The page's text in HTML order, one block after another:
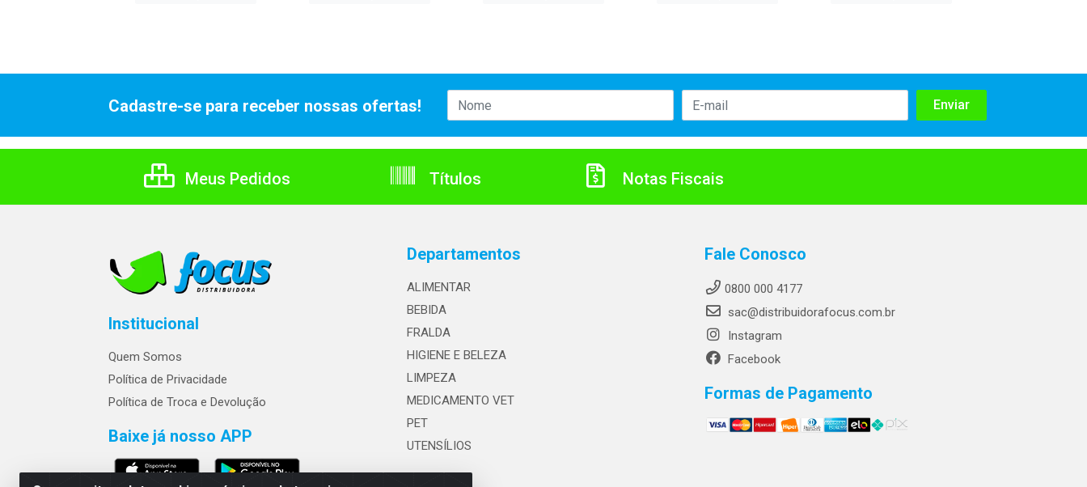
Cadastre-se para receber nossas ofertas!
Meus Pedidos Títulos Notas Fiscais
Institucional
Quem Somos
Política de Privacidade
Política de Troca e Devolução
Baixe já nosso APP
Departamentos
ALIMENTAR
BEBIDA
FRALDA
HIGIENE E BELEZA
LIMPEZA
MEDICAMENTO VET
PET
UTENSÍLIOS
Fale Conosco
0800 000 4177
sac@distribuidorafocus.com.br
Instagram
Facebook
Formas de Pagamento